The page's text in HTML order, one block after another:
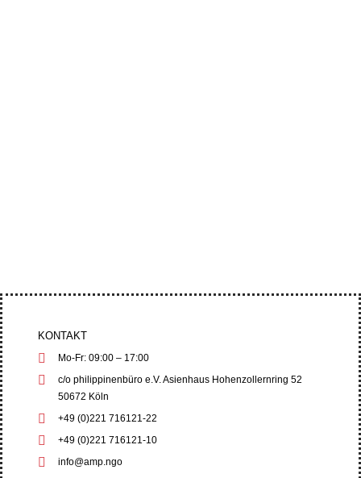
KONTAKT
Mo-Fr: 09:00 – 17:00
c/o philippinenbüro e.V. Asienhaus Hohenzollernring 52
50672 Köln
+49 (0)221 716121-22
+49 (0)221 716121-10
info@amp.ngo